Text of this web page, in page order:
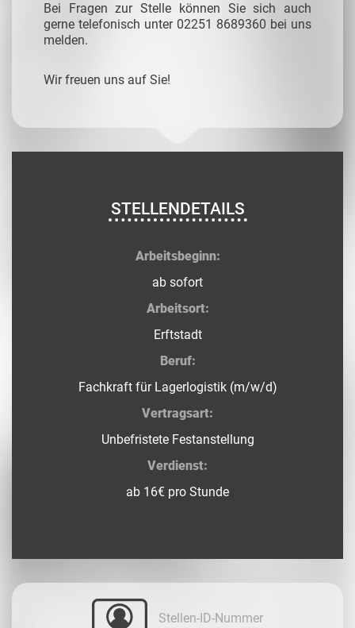
Bei Fragen zur Stelle können Sie sich auch
gerne telefonisch unter 02251 8689360 bei uns
melden.
Wir freuen uns auf Sie!
STELLENDETAILS
Arbeitsbeginn:
ab sofort
Arbeitsort:
Erftstadt
Beruf:
Fachkraft für Lagerlogistik (m/w/d)
Vertragsart:
Unbefristete Festanstellung
Verdienst:
ab 16€ pro Stunde
Stellen-ID-Nummer